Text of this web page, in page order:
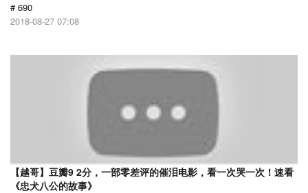
# 690
2018-08-27 07:08
【越哥】豆瓣9 2分，一部零差评的催泪电影，看一次哭一次！速看
《忠犬八公的故事》